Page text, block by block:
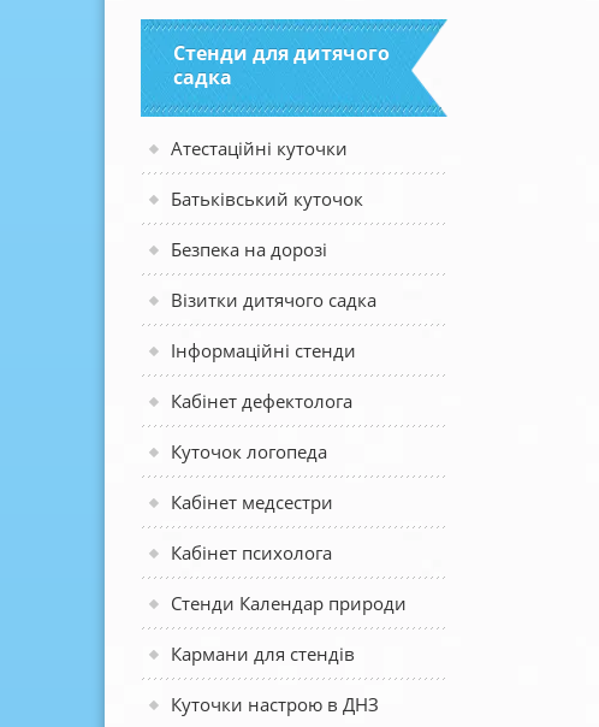
Стенди для дитячого
садка
Атестаційні куточки
Батьківський куточок
Безпека на дорозі
Візитки дитячого садка
Інформаційні стенди
Кабінет дефектолога
Куточок логопеда
Кабінет медсестри
Кабінет психолога
Стенди Календар природи
Кармани для стендів
Куточки настрою в ДНЗ